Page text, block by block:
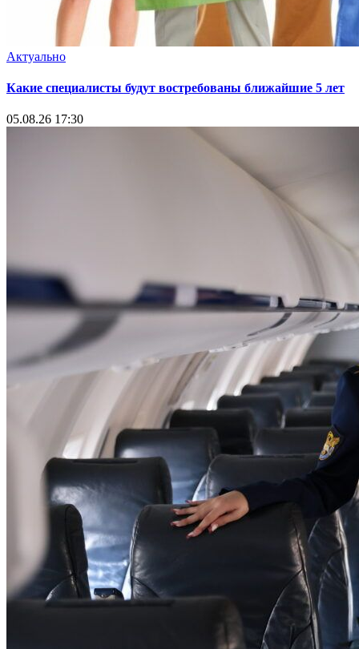
Актуально
Какие специалисты будут востребованы ближайшие 5 лет
05.08.26 17:30